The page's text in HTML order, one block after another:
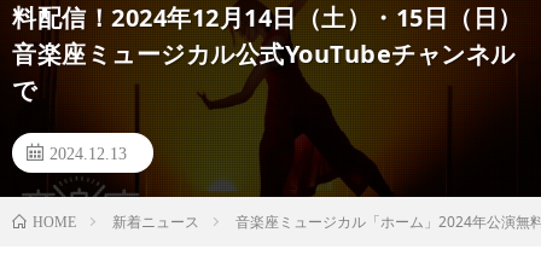
料配信！2024年12月14日（土）・15日（日）
音楽座ミュージカル公式YouTubeチャンネル
で
2024.12.13
HOME 新着ニュース 音楽座ミュージカル「ホーム」2024年公演無